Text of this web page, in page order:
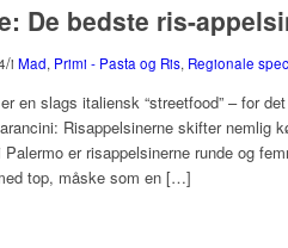
De bedste ris-
/i Mad, Primi - Pasta og Ris, Regionale
en slags italiensk “streetfood” – for
Risappelsinerne skifter nemlig
Palermo er risappelsinerne runde og
top, måske som en […]